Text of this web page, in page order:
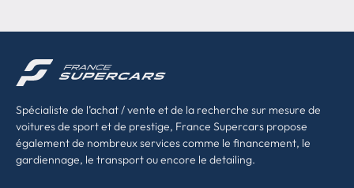
Spécialiste de l’achat / vente et de la recherche sur mesure de
voitures de sport et de prestige, France Supercars propose
également de nombreux services comme le financement, le
gardiennage, le transport ou encore le detailing.